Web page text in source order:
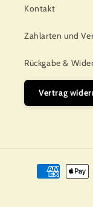
Kontakt
Zahlarten und
Rückgabe &
Vertrag